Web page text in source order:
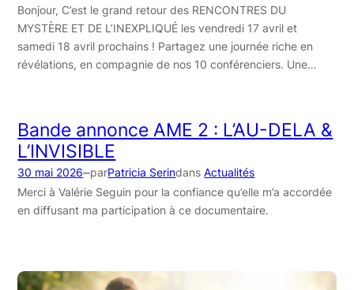
Bonjour, C’est le grand retour des RENCONTRES DU
MYSTÈRE ET DE L’INEXPLIQUÉ les vendredi 17 avril et
samedi 18 avril prochains ! Partagez une journée riche en
révélations, en compagnie de nos 10 conférenciers. Une…
Bande annonce AME 2 : L’AU-DELA &
L’INVISIBLE
30 mai 2026–parPatricia SerindansActualités
Merci à Valérie Seguin pour la confiance qu’elle m’a accordée
en diffusant ma participation à ce documentaire.